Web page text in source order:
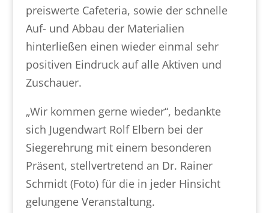
preiswerte Cafeteria, sowie der schnelle
Auf- und Abbau der Materialien
hinterließen einen wieder einmal sehr
positiven Eindruck auf alle Aktiven und
Zuschauer.
„Wir kommen gerne wieder“, bedankte
sich Jugendwart Rolf Elbern bei der
Siegerehrung mit einem besonderen
Präsent, stellvertretend an Dr. Rainer
Schmidt (Foto) für die in jeder Hinsicht
gelungene Veranstaltung.